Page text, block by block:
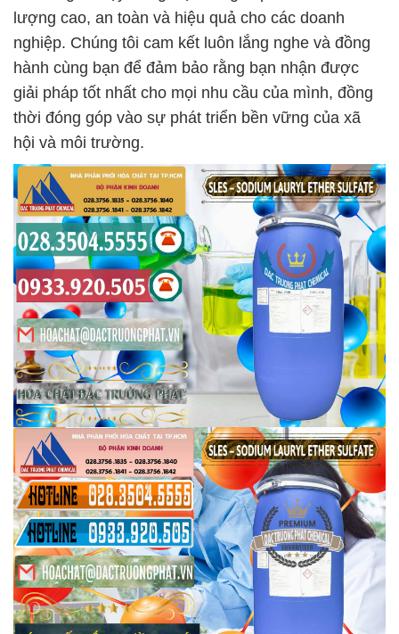
lượng cao, an toàn và hiệu quả cho các doanh
nghiệp. Chúng tôi cam kết luôn lắng nghe và đồng
hành cùng bạn để đảm bảo rằng bạn nhận được
giải pháp tốt nhất cho mọi nhu cầu của mình, đồng
thời đóng góp vào sự phát triển bền vững của xã
hội và môi trường.